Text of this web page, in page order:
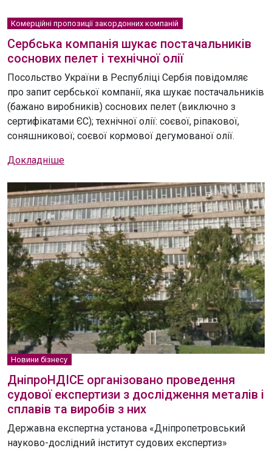
Комерційні пропозиції закордонних компаній
Сербська компанія шукає постачальників
соснових пелет і технічної олії
Посольство України в Республіці Сербія повідомляє
про запит сербської компанії, яка шукає постачальників
(бажано виробників) соснових пелет (виключно з
сертифікатами ЄС); технічної олії: соєвої, ріпакової,
соняшникової; соєвої кормової дегумованої олії.
Докладніше
Новини бізнесу
ДніпроНДІСЕ організовано проведення
судової експертизи з дослідження металів і
сплавів та виробів з них
Державна експертна установа «Дніпропетровський
науково-дослідний інститут судових експертиз»